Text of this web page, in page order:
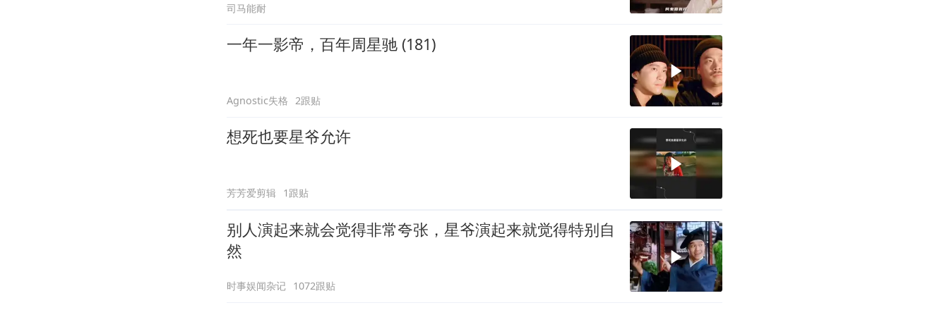
司马能耐
一年一影帝，百年周星驰 (181)
Agnostic失格 2跟贴
想死也要星爷允许
芳芳爱剪辑 1跟贴
别人演起来就会觉得非常夸张，星爷演起来就觉得特别自
然
时事娱闻杂记 1072跟贴